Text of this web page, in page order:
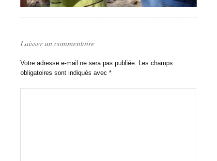
Laisser un commentaire
Votre adresse e-mail ne sera pas publiée. Les champs
obligatoires sont indiqués avec*